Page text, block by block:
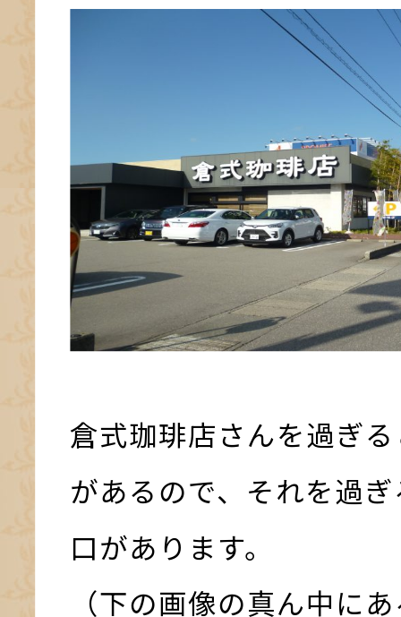
倉式珈琲店さんを過ぎ
があるので、それを過
口があります。
（下の画像の真ん中に